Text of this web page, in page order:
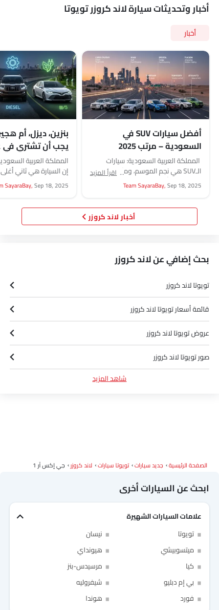
أخبار وتحديثات سيارة لاند كروزر تويوتا
أخبار
أفضل سيارات SUV في
السعودية – مرتب 2025
المملكة العربية السعودية: سيارات
الـSUV هي نجم الموسم، ومثل باقي
دول العالم، أصبحت منتشرة في كل مكان
داخل السعودية....
اقرأ المزيد
Team SayaraBay,Sep 18, 2025
بنزين، ديزل، أم
يجب أن تشتري في عام
المملكة العربية
إن السيارة هي ثاني
للعائلة المتوسطة بعد
شراء...
SayaraBay,Sep 18, 2025
أخبار لاند كروزر
بحث إضافي عن لاند كروزر
تويوتا لاند كروزر
قائمة أسعار تويوتا لاند كروزر
عروض تويوتا لاند كروزر
صور تويوتا لاند كروزر
شاهد المزيد
الصفحة الرئيسية جديد سيارات تويوتا سيارات لاند كروزر جي إكس آر 1
ابحث عن السيارات أخرى
علامات السيارات الشهيرة
تويوتا
نيسان
ميتسوبيشي
هيونداي
كيا
مرسيدس-بنز
بي إم دبليو
شيفروليه
فورد
هوندا
Link Your Google Account
Link Your Facebook Account